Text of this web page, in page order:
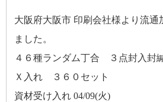
大阪府大阪市 印刷会社様より流通
ました。
４６種ランダム丁合 ３点封入封
Ｘ入れ ３６０セット
資材受け入れ 04/09(火)